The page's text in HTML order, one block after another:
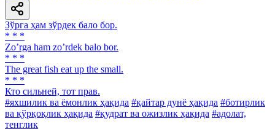
Зўрга ҳам зўрдек бало бор.
* * *
Zoʼrga ham zoʼrdek balo bor.
* * *
The great fish eat up the small.
* * *
Кто сильней, тот прав.
#яхшилик ва ёмонлик ҳақида #қайтар дунё ҳақида #ботирлик
ва қўрқоқлик ҳақида #қудрат ва ожизлик ҳақида #адолат,
тенглик